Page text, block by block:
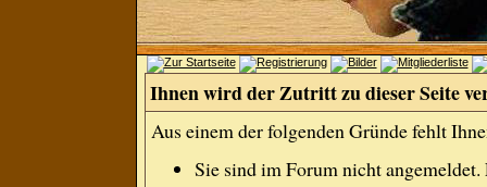
Ihnen wird der Zutritt zu dieser Seite
Aus einem der folgenden Gründe fehlt
Sie sind im Forum nicht